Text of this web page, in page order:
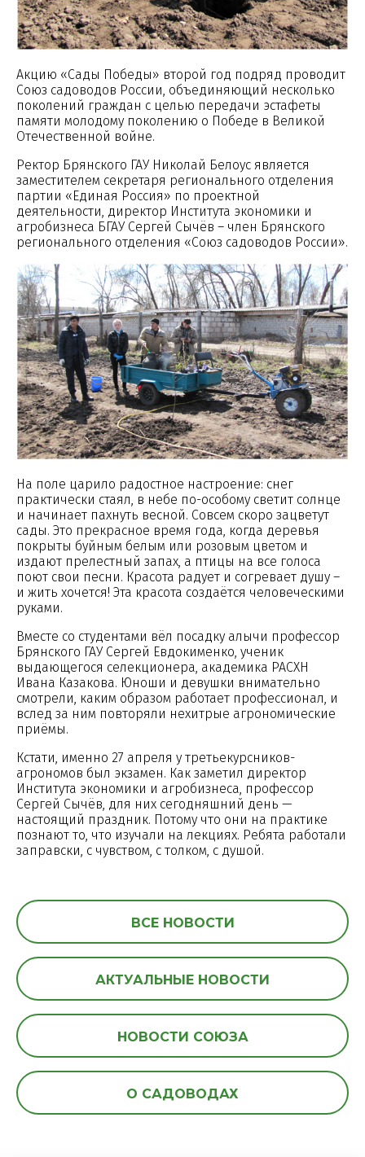
Акцию «Сады Победы» второй год подряд проводит
Союз садоводов России, объединяющий несколько
поколений граждан с целью передачи эстафеты
памяти молодому поколению о Победе в Великой
Отечественной войне.
Ректор Брянского ГАУ Николай Белоус является
заместителем секретаря регионального отделения
партии «Единая Россия» по проектной
деятельности, директор Института экономики и
агробизнеса БГАУ Сергей Сычёв – член Брянского
регионального отделения «Союз садоводов России».
На поле царило радостное настроение: снег
практически стаял, в небе по-особому светит солнце
и начинает пахнуть весной. Совсем скоро зацветут
сады. Это прекрасное время года, когда деревья
покрыты буйным белым или розовым цветом и
издают прелестный запах, а птицы на все голоса
поют свои песни. Красота радует и согревает душу –
и жить хочется! Эта красота создаётся человеческими
руками.
Вместе со студентами вёл посадку алычи профессор
Брянского ГАУ Сергей Евдокименко, ученик
выдающегося селекционера, академика РАСХН
Ивана Казакова. Юноши и девушки внимательно
смотрели, каким образом работает профессионал, и
вслед за ним повторяли нехитрые агрономические
приёмы.
Кстати, именно 27 апреля у третьекурсников-
агрономов был экзамен. Как заметил директор
Института экономики и агробизнеса, профессор
Сергей Сычёв, для них сегодняшний день —
настоящий праздник. Потому что они на практике
познают то, что изучали на лекциях. Ребята работали
заправски, с чувством, с толком, с душой.
ВСЕ НОВОСТИ
АКТУАЛЬНЫЕ НОВОСТИ
НОВОСТИ СОЮЗА
О САДОВОДАХ